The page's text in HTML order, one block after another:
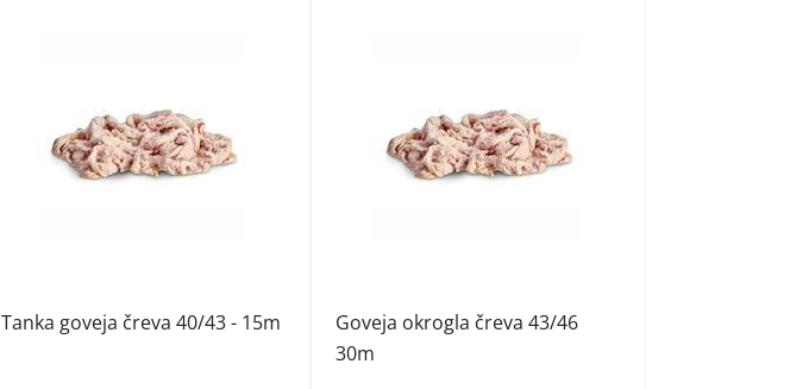
Tanka goveja čreva 40/43 - 15m
Goveja okrogla čreva 43/46
30m